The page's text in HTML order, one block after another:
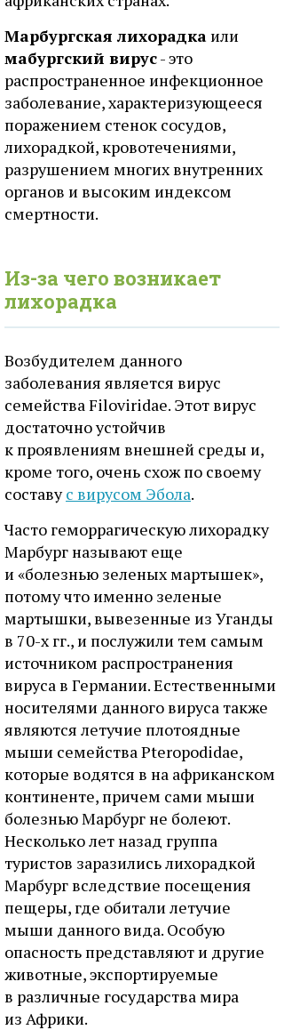
Марбургская лихорадкаили
мабургский вирус- это
распространенное инфекционное
заболевание, характеризующееся
поражением стенок сосудов,
лихорадкой, кровотечениями,
разрушением многих внутренних
органов и высоким индексом
смертности.
Из-за чего возникает
лихорадка
Возбудителем данного
заболевания является вирус
семейства Filoviridae. Этот вирус
достаточно устойчив
к проявлениям внешней среды и,
кроме того, очень схож по своему
составус вирусом Эбола.
Часто геморрагическую лихорадку
Марбург называют еще
и «болезнью зеленых мартышек»,
потому что именно зеленые
мартышки, вывезенные из Уганды
в 70-х гг., и послужили тем самым
источником распространения
вируса в Германии. Естественными
носителями данного вируса также
являются летучие плотоядные
мыши семейства Pteropodidae,
которые водятся в на африканском
континенте, причем сами мыши
болезнью Марбург не болеют.
Несколько лет назад группа
туристов заразились лихорадкой
Марбург вследствие посещения
пещеры, где обитали летучие
мыши данного вида. Особую
опасность представляют и другие
животные, экспортируемые
в различные государства мира
из Африки.